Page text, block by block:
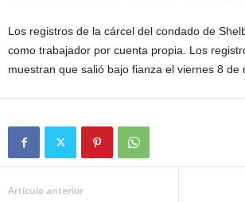
Los registros de la cárcel del condado de
como trabajador por cuenta propia. Los
muestran que salió bajo fianza el viernes 8 de
Artículo anterior